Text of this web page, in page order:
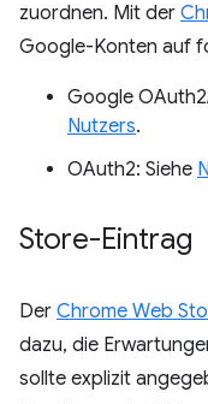
zuordnen. Mit der
Google-Konten auf
Google
Nutzers.
OAuth2: Siehe
Store-Eintrag
Der Chrome Web
dazu, die
sollte explizit